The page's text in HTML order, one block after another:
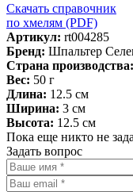
Скачать справочник
по хмелям (PDF)
Артикул: rt004285
Бренд: Шпальтер
Страна производства:
Вес: 50 г
Длина: 12.5 см
Ширина: 3 см
Высота: 12.5 см
Пока еще никто не
Задать вопрос